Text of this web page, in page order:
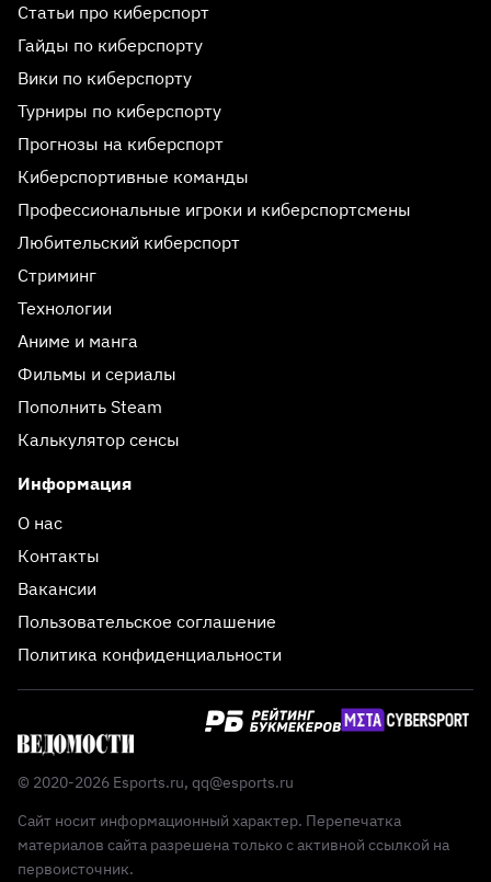
Статьи про киберспорт
Гайды по киберспорту
Вики по киберспорту
Турниры по киберспорту
Прогнозы на киберспорт
Киберспортивные команды
Профессиональные игроки и киберспортсмены
Любительский киберспорт
Стриминг
Технологии
Аниме и манга
Фильмы и сериалы
Пополнить Steam
Калькулятор сенсы
Информация
О нас
Контакты
Вакансии
Пользовательское соглашение
Политика конфиденциальности
© 2020-2026 Esports.ru, qq@esports.ru
Сайт носит информационный характер. Перепечатка
материалов сайта разрешена только с активной ссылкой на
первоисточник.